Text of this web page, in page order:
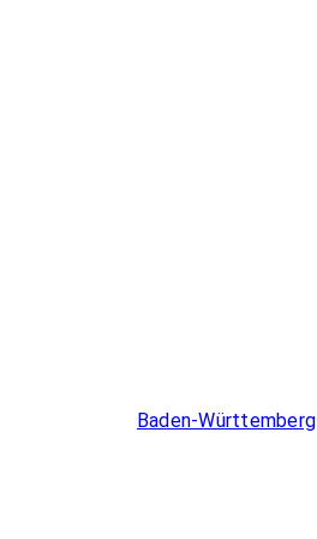
Baden-Württemberg